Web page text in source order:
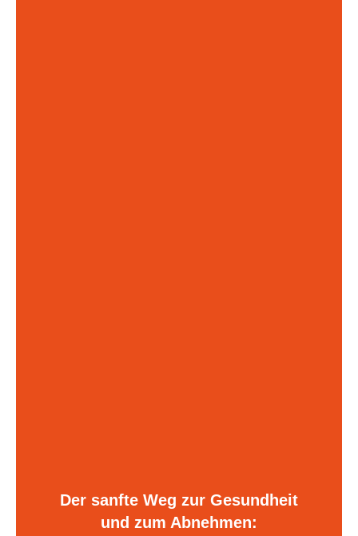
Der sanfte Weg zur Gesundheit
und zum Abnehmen: